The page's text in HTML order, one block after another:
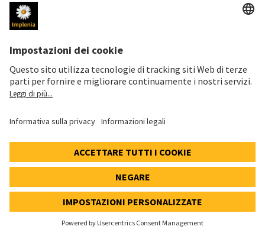
Progetto sostenibile da record
A partire dal 2022, Implenia, in qualità di costruttore in legno e
appaltatore generale, costruirà per Urban Assets Zug AG il
grattacielo in legno più alto della Svizzera, con i suoi 80 metri.
L'ambizioso progetto Pi riguarda innanzitutto la sostenibilità
sociale ed ecologica, sottolinea Gular Miller, project manager che
rappresenta il cliente presso Urban Assets Zug AG.